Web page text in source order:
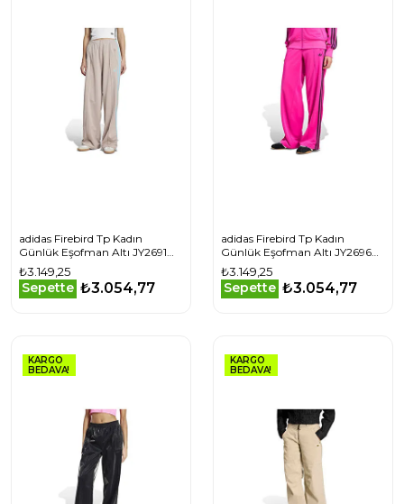
adidas Firebird Tp Kadın
Günlük Eşofman Altı JY2691
Krem
₺3.149,25
Sepette ₺3.054,77
adidas Firebird Tp Kadın
Günlük Eşofman Altı JY2696
Pembe
₺3.149,25
Sepette ₺3.054,77
KARGO
BEDAVA!
KARGO
BEDAVA!